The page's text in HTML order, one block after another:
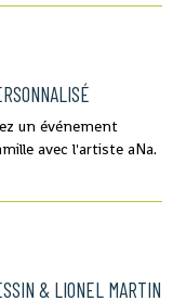
un événement
avec l'artiste aNa.
& LIONEL MARTIN